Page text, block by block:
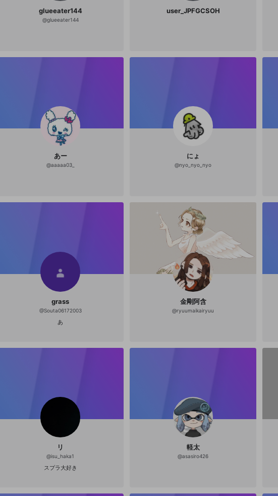
glueeater144
@glueeater144
user_JPFGCSOH
あー
@aaaaa03_
にょ
@nyo_nyo_nyo
grass
@Souta06172003
あ
金剛阿含
@ryuumaikairyuu
リ
@isu_haka1
スプラ大好き
軽太
@asasiro426